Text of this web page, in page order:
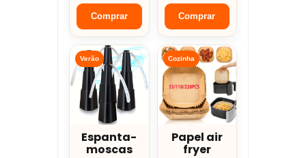
Comprar Comprar
Verão
Espanta-
moscas
Cozinha
Papel air
fryer